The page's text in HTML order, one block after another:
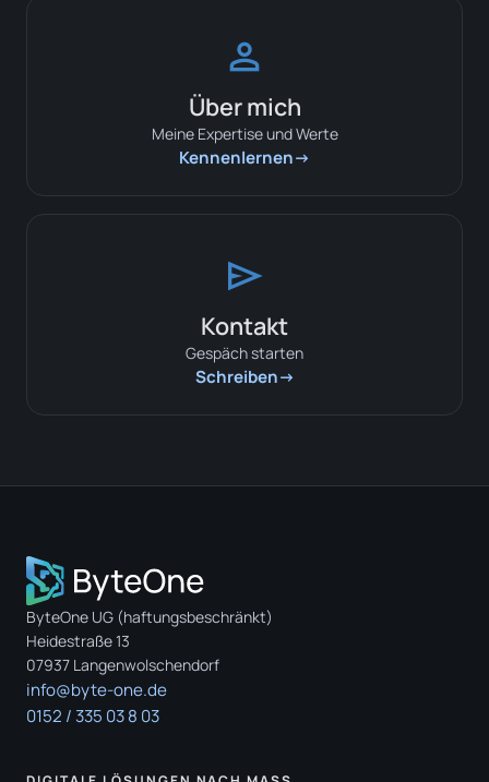
person
Über mich
Meine Expertise und Werte
Kennenlernen
send
Kontakt
Gespäch starten
Schreiben
ByteOne UG (haftungsbeschränkt)
Heidestraße 13
07937 Langenwolschendorf
info@byte-one.de
0152 / 335 03 8 03